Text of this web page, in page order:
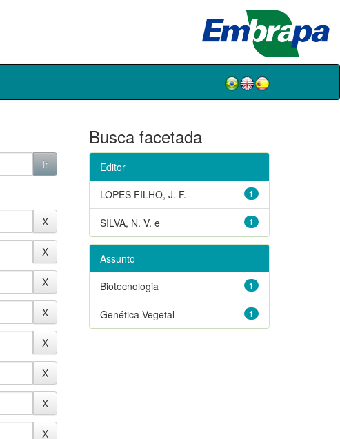
Busca facetada
Editor
1
LOPES FILHO, J. F.
1
SILVA, N. V. e
Assunto
1
Biotecnologia
1
Genética Vegetal